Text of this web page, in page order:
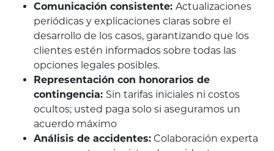
Comunicación consistente: Actualizaciones
periódicas y explicaciones claras sobre el
desarrollo de los casos, garantizando que los
clientes estén informados sobre todas las
opciones legales posibles.
Representación con honorarios de
contingencia: Sin tarifas iniciales ni costos
ocultos; usted paga solo si aseguramos un
acuerdo máximo
Análisis de accidentes: Colaboración experta